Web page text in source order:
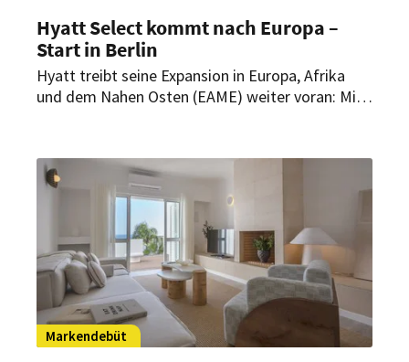
Hyatt Select kommt nach Europa –
Start in Berlin
Hyatt treibt seine Expansion in Europa, Afrika
und dem Nahen Osten (EAME) weiter voran: Mit
außerhalb der USA entsteht in Berlin.
Markendebüt